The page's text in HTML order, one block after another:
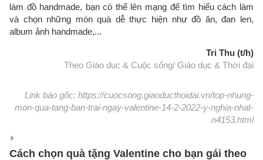
làm đồ handmade, bạn có thể lên mạng để tìm hiểu cách làm
và chọn những món quà dễ thực hiện như đồ ăn, đan len,
album ảnh handmade,...
Tri Thu (t/h)
Theo Giáo dục & Cuộc sống/ Giáo dục & Thời đại
Link báo gốc: https://cuocsong.giaoducthoidai.vn/top-nhung-
mon-qua-tang-ban-trai-ngay-valentine-14-2-2022-y-nghia-nhat-
n4153.html
Cách chọn quà tặng Valentine cho bạn gái theo